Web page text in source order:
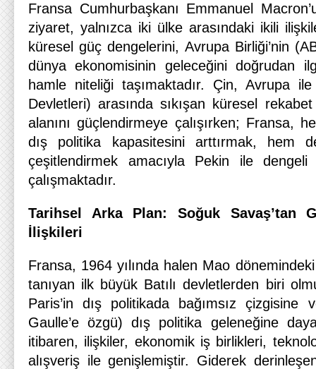
Fransa Cumhurbaşkanı Emmanuel
ziyaret, yalnızca iki ülke arasındaki ikili
küresel güç dengelerini, Avrupa Birliği’nin
dünya ekonomisinin geleceğini doğrudan
hamle niteliği taşımaktadır. Çin, Avrupa
Devletleri) arasında sıkışan küresel
alanını güçlendirmeye çalışırken; Fransa,
dış politika kapasitesini arttırmak, hem
çeşitlendirmek amacıyla Pekin ile
çalışmaktadır.
Tarihsel Arka Plan: Soğuk Savaş’tan
İlişkileri
Fransa, 1964 yılında halen Mao
tanıyan ilk büyük Batılı devletlerden biri
Paris’in dış politikada bağımsız
Gaulle’e özgü) dış politika geleneğine
itibaren, ilişkiler, ekonomik iş birlikleri,
alışveriş ile genişlemiştir. Giderek